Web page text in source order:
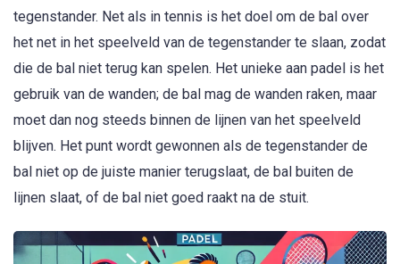
tegenstander. Net als in tennis is het doel om de bal over
het net in het speelveld van de tegenstander te slaan, zodat
die de bal niet terug kan spelen. Het unieke aan padel is het
gebruik van de wanden; de bal mag de wanden raken, maar
moet dan nog steeds binnen de lijnen van het speelveld
blijven. Het punt wordt gewonnen als de tegenstander de
bal niet op de juiste manier terugslaat, de bal buiten de
lijnen slaat, of de bal niet goed raakt na de stuit.